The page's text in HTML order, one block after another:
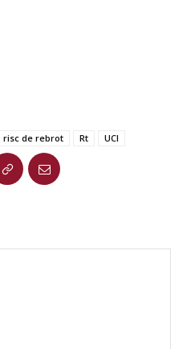
risc de rebrot Rt UCI